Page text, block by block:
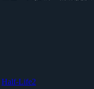
Half-Life2